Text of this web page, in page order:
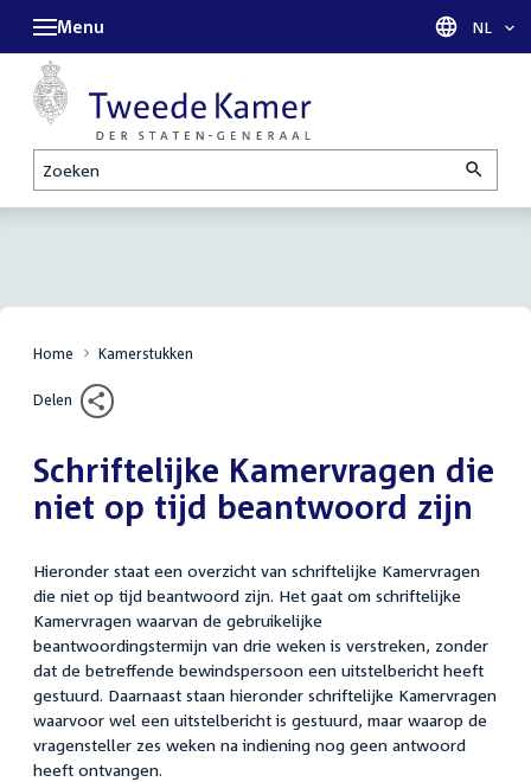
Zoeken
Menu Taal
NL
Home Kamerstukken
Delen
Schriftelijke Kamervragen die
niet op tijd beantwoord zijn
Hieronder staat een overzicht van schriftelijke Kamervragen
die niet op tijd beantwoord zijn. Het gaat om schriftelijke
Kamervragen waarvan de gebruikelijke
beantwoordingstermijn van drie weken is verstreken, zonder
dat de betreffende bewindspersoon een uitstelbericht heeft
gestuurd. Daarnaast staan hieronder schriftelijke Kamervragen
waarvoor wel een uitstelbericht is gestuurd, maar waarop de
vragensteller zes weken na indiening nog geen antwoord
heeft ontvangen.